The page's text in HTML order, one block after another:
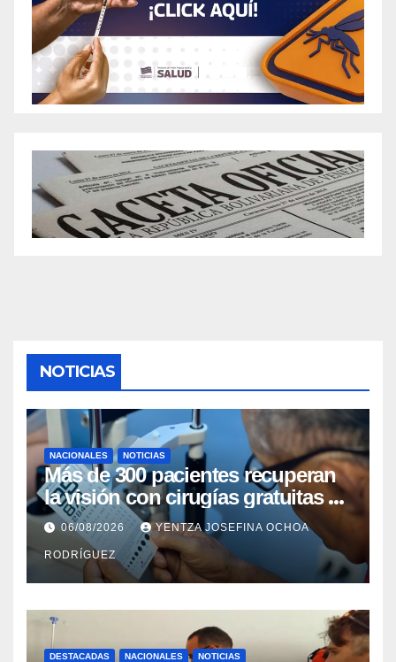
NOTICIAS
NACIONALES NOTICIAS
Más de 300 pacientes recuperan
la visión con cirugías gratuitas de
cataratas en Zulia
06/08/2026 YENTZA JOSEFINA OCHOA
RODRÍGUEZ
DESTACADAS NACIONALES NOTICIAS